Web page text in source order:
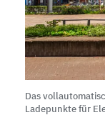
Das
Ladepunkte für